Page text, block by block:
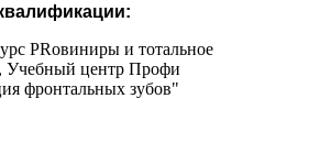
PRoвиниры и тотальное
Учебный центр Профи
фронтальных зубов"